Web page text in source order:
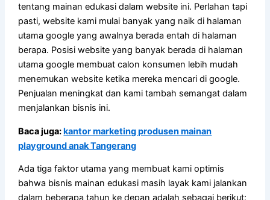
tentang mainan edukasi dalam website ini. Perlahan tapi
pasti, website kami mulai banyak yang naik di halaman
utama google yang awalnya berada entah di halaman
berapa. Posisi website yang banyak berada di halaman
utama google membuat calon konsumen lebih mudah
menemukan website ketika mereka mencari di google.
Penjualan meningkat dan kami tambah semangat dalam
menjalankan bisnis ini.
Baca juga:kantor marketing produsen mainan
playground anak Tangerang
Ada tiga faktor utama yang membuat kami optimis
bahwa bisnis mainan edukasi masih layak kami jalankan
dalam beberapa tahun ke depan adalah sebagai berikut: